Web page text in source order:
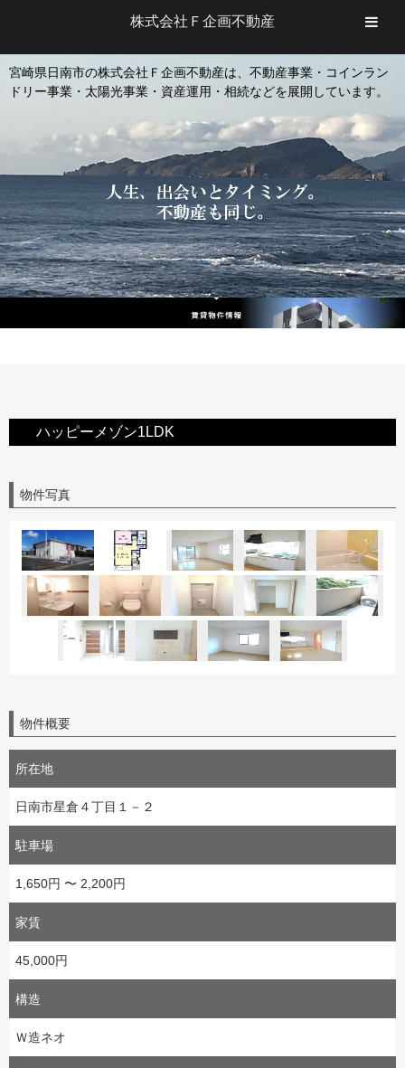
宮崎県日南市の株式会社Ｆ企画不動産は、不動産事業・コインラン
ドリー事業・太陽光事業・資産運用・相続などを展開しています。
ハッピーメゾン1LDK
物件写真
物件概要
所在地
日南市星倉４丁目１－２
駐車場
1,650円 〜 2,200円
家賃
45,000円
構造
Ｗ造ネオ
株式会社Ｆ企画不動産